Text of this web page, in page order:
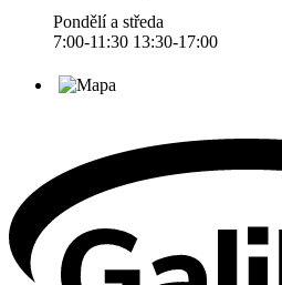
Pondělí a středa
7:00-11:30 13:30-17:00